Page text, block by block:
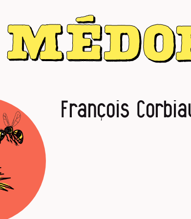
François